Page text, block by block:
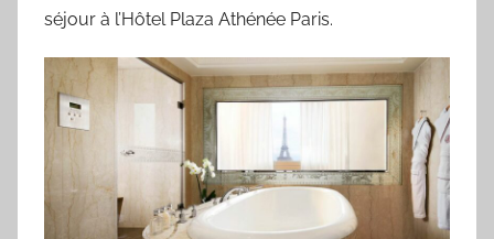
séjour à l’Hôtel Plaza Athénée Paris.